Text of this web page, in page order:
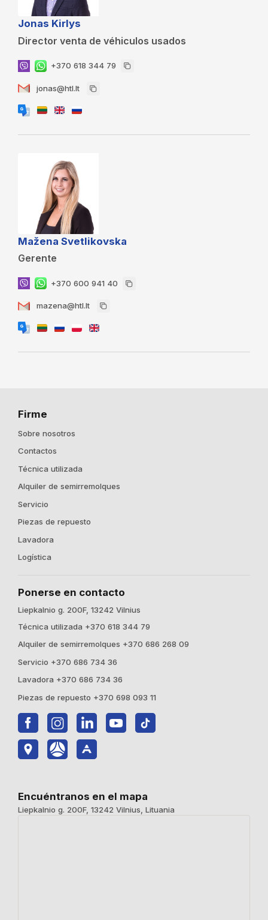
Jonas Kirlys
Director venta de véhiculos usados
+370 618 344 79
jonas@htl.lt
Mažena Svetlikovska
Gerente
+370 600 941 40
mazena@htl.lt
Firme
Sobre nosotros
Contactos
Técnica utilizada
Alquiler de semirremolques
Servicio
Piezas de repuesto
Lavadora
Logística
Ponerse en contacto
Liepkalnio g. 200F, 13242 Vilnius
Técnica utilizada +370 618 344 79
Alquiler de semirremolques +370 686 268 09
Servicio +370 686 734 36
Lavadora +370 686 734 36
Piezas de repuesto +370 698 093 11
Encuéntranos en el mapa
Liepkalnio g. 200F, 13242 Vilnius, Lituania